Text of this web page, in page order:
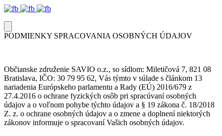
PODMIENKY SPRACOVANIA OSOBNÝCH ÚDAJOV
Občianske združenie SAVIO o.z., so sídlom: Miletičová 7, 821 08
Bratislava, IČO: 30 79 95 62, Vás týmto v súlade s článkom 13
nariadenia Európskeho parlamentu a Rady (EÚ) 2016/679 z
27.4.2016 o ochrane fyzických osôb pri spracúvaní osobných
údajov a o voľnom pohybe týchto údajov a § 19 zákona č. 18/2018
Z. z. o ochrane osobných údajov a o zmene a doplnení niektorých
zákonov informuje o spracovaní Vašich osobných údajov.